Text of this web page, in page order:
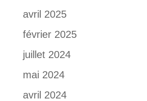
avril 2025
février 2025
juillet 2024
mai 2024
avril 2024